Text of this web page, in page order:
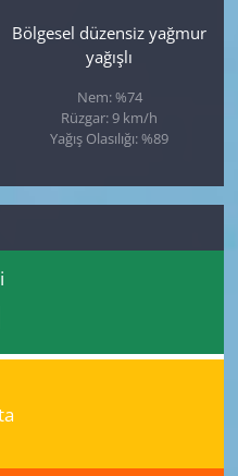
Bölgesel düzensiz yağmur
yağışlı
Nem: %74
Rüzgar: 9 km/h
Yağış Olasılığı: %89